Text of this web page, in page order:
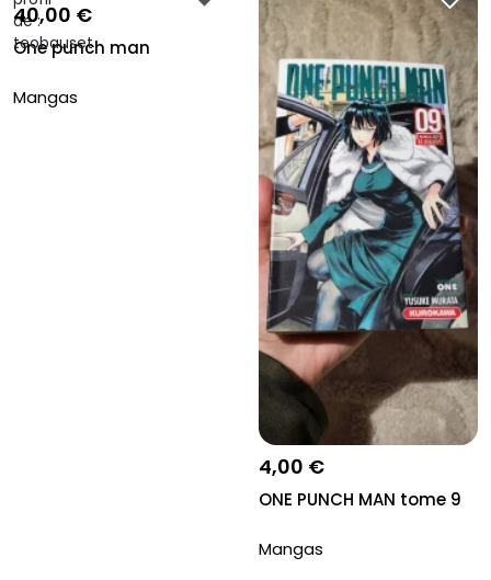
40,00 €
One punch man
Mangas
4,00 €
ONE PUNCH MAN tome 9
Mangas